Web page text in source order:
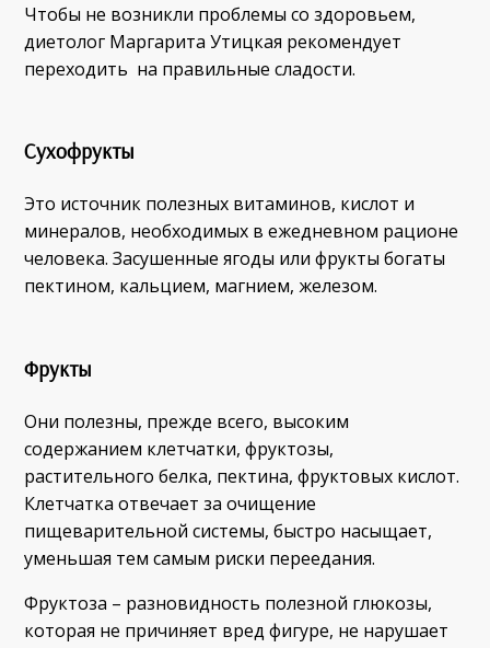
Чтобы не возникли проблемы со здоровьем,
диетолог Маргарита Утицкая рекомендует
переходить на правильные сладости.
Сухофрукты
Это источник полезных витаминов, кислот и
минералов, необходимых в ежедневном рационе
человека. Засушенные ягоды или фрукты богаты
пектином, кальцием, магнием, железом.
Фрукты
Они полезны, прежде всего, высоким
содержанием клетчатки, фруктозы,
растительного белка, пектина, фруктовых кислот.
Клетчатка отвечает за очищение
пищеварительной системы, быстро насыщает,
уменьшая тем самым риски переедания.
Фруктоза – разновидность полезной глюкозы,
которая не причиняет вред фигуре, не нарушает